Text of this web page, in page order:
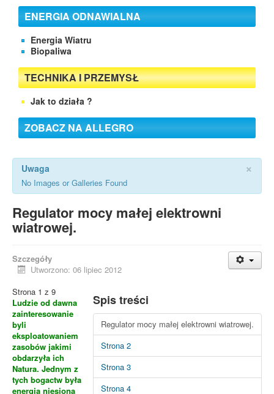
ENERGIA ODNAWIALNA
Energia Wiatru
Biopaliwa
TECHNIKA I PRZEMYSŁ
Jak to działa ?
ZOBACZ NA ALLEGRO
×
Uwaga
No Images or Galleries Found
Regulator mocy małej elektrowni
wiatrowej.
Szczegóły
Utworzono: 06 lipiec 2012
Spis treści
Regulator mocy małej elektrowni wiatrowej.
Strona 2
Strona 3
Strona 4
Strona 1 z 9
Ludzie od dawna
zainteresowanie
byli
eksploatowaniem
zasobów jakimi
obdarzyła ich
Natura. Jednym z
tych bogactw była
energia niesiona